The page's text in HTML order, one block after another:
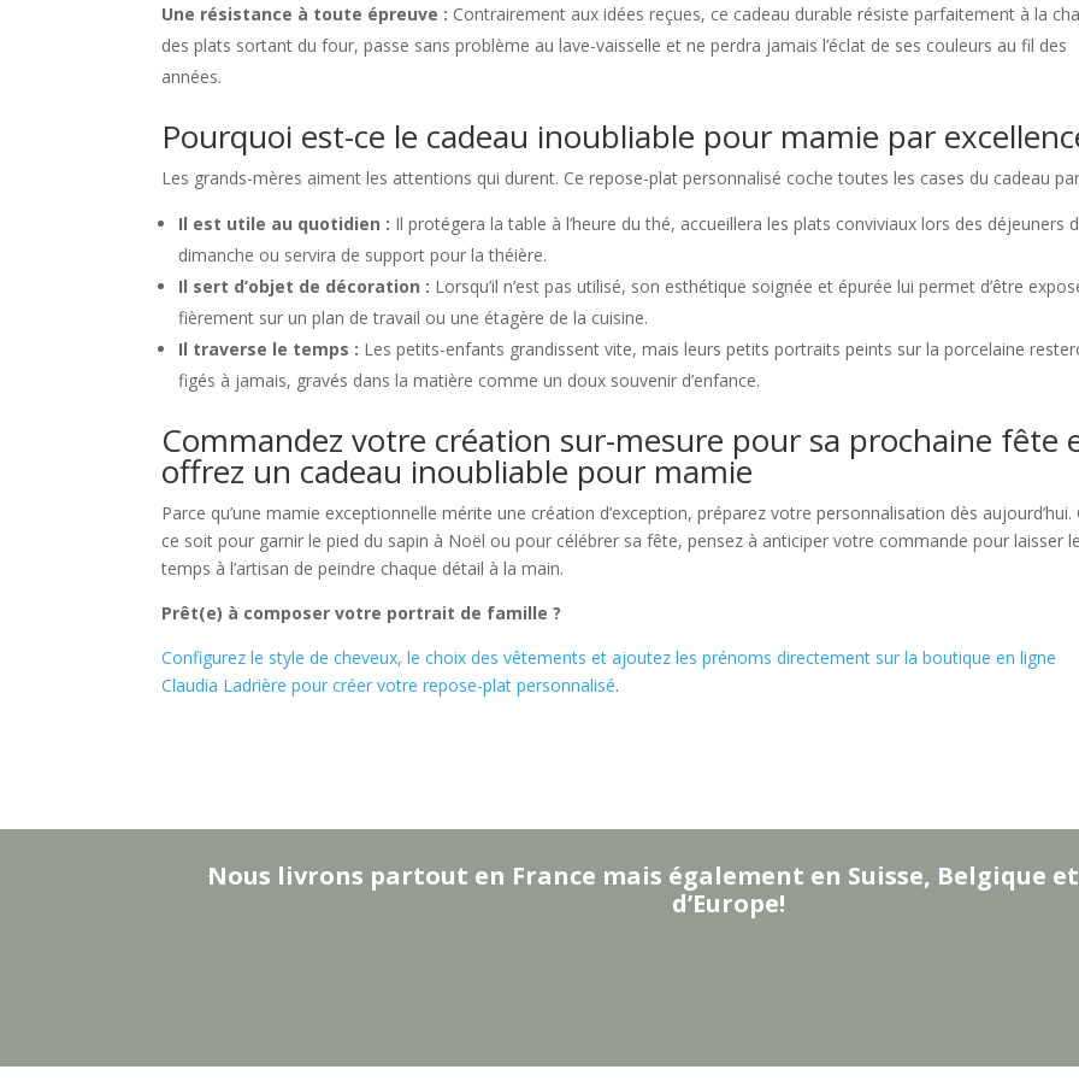
Une résistance à toute épreuve : Contrairement aux idées reçues, ce cadeau durable résiste parfaitement à la
des plats sortant du four, passe sans problème au lave-vaisselle et ne perdra jamais l’éclat de ses couleurs au fil des
années.
Pourquoi est-ce le cadeau inoubliable pour mamie par
Les grands-mères aiment les attentions qui durent. Ce repose-plat personnalisé coche toutes les cases du cadeau
Il est utile au quotidien : Il protégera la table à l’heure du thé, accueillera les plats conviviaux lors des déjeuners
dimanche ou servira de support pour la théière.
Il sert d’objet de décoration : Lorsqu’il n’est pas utilisé, son esthétique soignée et épurée lui permet d’être
fièrement sur un plan de travail ou une étagère de la cuisine.
Il traverse le temps : Les petits-enfants grandissent vite, mais leurs petits portraits peints sur la porcelaine
figés à jamais, gravés dans la matière comme un doux souvenir d’enfance.
Commandez votre création sur-mesure pour sa prochaine fête
offrez un cadeau inoubliable pour mamie
Parce qu’une mamie exceptionnelle mérite une création d’exception, préparez votre personnalisation dès aujourd’hui.
ce soit pour garnir le pied du sapin à Noël ou pour célébrer sa fête, pensez à anticiper votre commande pour laisser
temps à l’artisan de peindre chaque détail à la main.
Prêt(e) à composer votre portrait de famille ?
Configurez le style de cheveux, le choix des vêtements et ajoutez les prénoms directement sur la boutique en ligne
Claudia Ladrière pour créer votre repose-plat personnalisé.
Nous livrons partout en France mais également en Suisse, Belgique
d’Europe!